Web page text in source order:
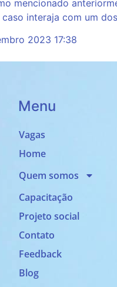
mencionado
interaja com um
2023 17:38
Menu
Vagas
Home
Quem somos
Capacitação
Projeto social
Contato
Feedback
Blog